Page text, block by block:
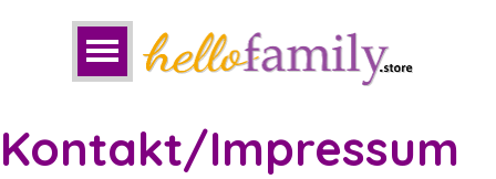
Kontakt/Impressum